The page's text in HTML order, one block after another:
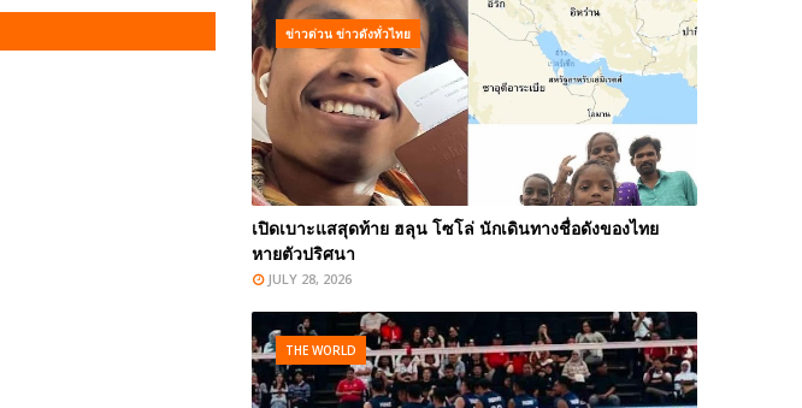
ข่าวด่วน ข่าวดังทั่วไทย
เปิดเบาะแสสุดท้าย ฮลุน โซโล่ นักเดินทางชื่อดังของไทย
หายตัวปริศนา
JULY 28, 2026
THE WORLD